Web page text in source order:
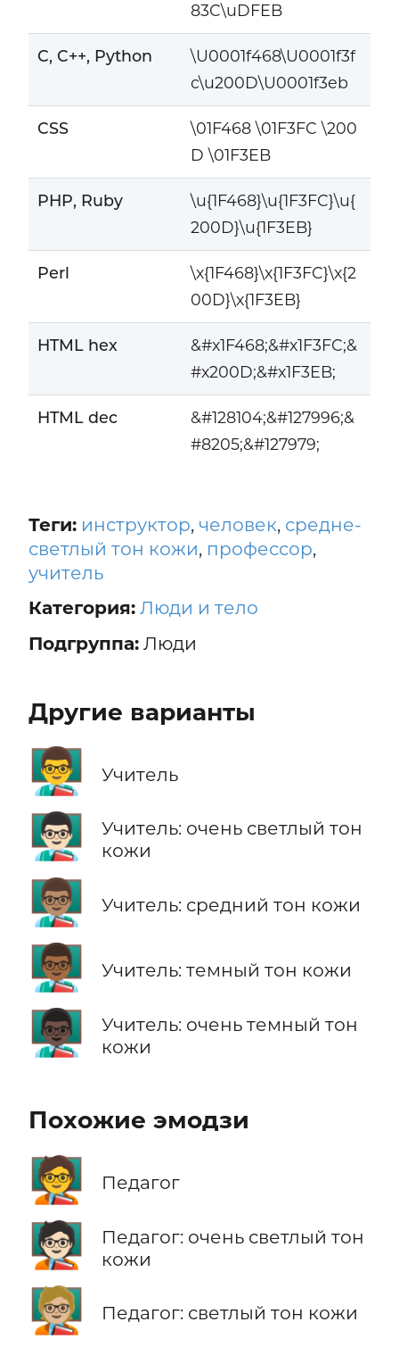
83C\uDFEB
C, C++, Python
\U0001f468\U0001f3f
c\u200D\U0001f3eb
CSS
\01F468 \01F3FC \200
D \01F3EB
PHP, Ruby
\u{1F468}\u{1F3FC}\u{
200D}\u{1F3EB}
Perl
\x{1F468}\x{1F3FC}\x{2
00D}\x{1F3EB}
HTML hex
&#x1F468;&#x1F3FC;&
#x200D;&#x1F3EB;
HTML dec
&#128104;&#127996;&
#8205;&#127979;
Теги: инструктор, человек, средне-
светлый тон кожи, профессор,
учитель
Категория: Люди и тело
Подгруппа:Люди
Другие варианты
👨‍🏫 Учитель
👨🏻‍🏫
Учитель: очень светлый тон
кожи
👨🏽‍🏫 Учитель: средний тон кожи
👨🏾‍🏫 Учитель: темный тон кожи
👨🏿‍🏫
Учитель: очень темный тон
кожи
Похожие эмодзи
🧑‍🏫 Педагог
🧑🏻‍🏫
Педагог: очень светлый тон
кожи
🧑🏼‍🏫 Педагог: светлый тон кожи